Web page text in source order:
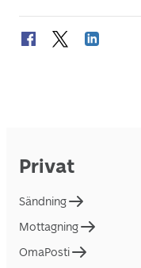
Privat
Sändning
Mottagning
OmaPosti